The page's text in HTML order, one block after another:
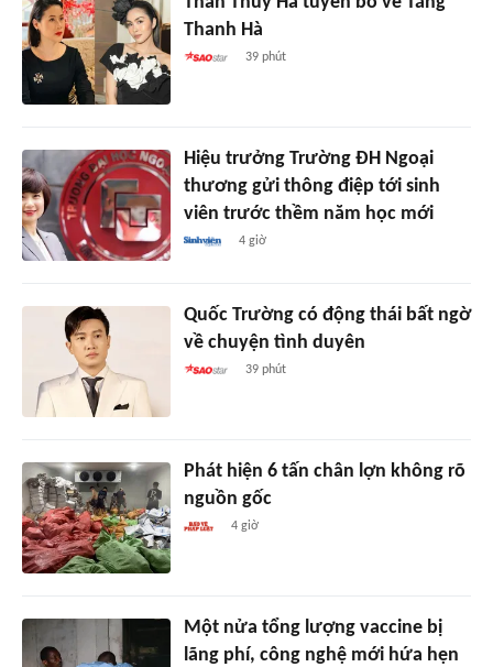
Thanh Hà
39 phút
Hiệu trưởng Trường ĐH Ngoại
thương gửi thông điệp tới sinh
viên trước thềm năm học mới
4 giờ
Quốc Trường có động thái bất ngờ
về chuyện tình duyên
39 phút
Phát hiện 6 tấn chân lợn không rõ
nguồn gốc
4 giờ
Một nửa tổng lượng vaccine bị
lãng phí, công nghệ mới hứa hẹn